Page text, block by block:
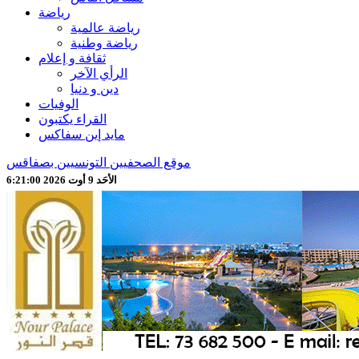
رياضة
رياضة عالمية
رياضة وطنية
ثقافة و إعلام
الرأي الآخر
دين و دنيا
الوفيات
القراء يكتبون
مايد إين سفاكس
موقع الصحفيين التونسيين بصفاقس
الأحَد 9 أوت 2026 6:21:02